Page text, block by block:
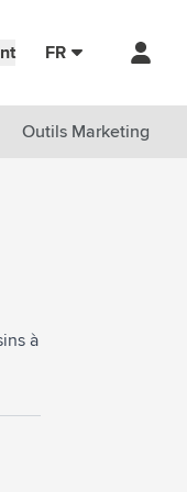
FR
Outils Marketing
à